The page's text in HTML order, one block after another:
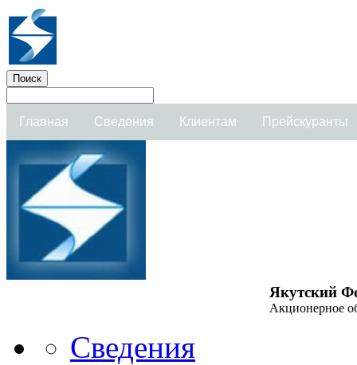
Главная Сведения Клиентам Прейскуранты
Якутский
Акционерное
Сведения